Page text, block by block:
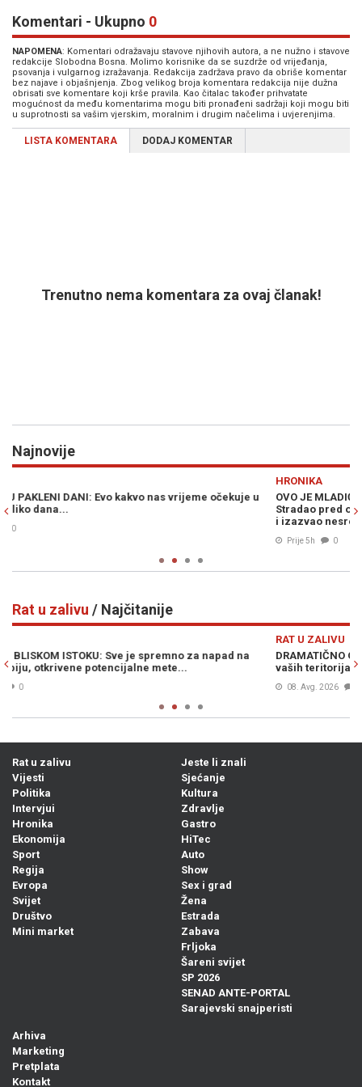
Komentari - Ukupno 0
NAPOMENA: Komentari odražavaju stavove njihovih autora, a ne nužno i stavove
redakcije Slobodna Bosna. Molimo korisnike da se suzdrže od vrijeđanja,
psovanja i vulgarnog izražavanja. Redakcija zadržava pravo da obriše komentar
bez najave i objašnjenja. Zbog velikog broja komentara redakcija nije dužna
obrisati sve komentare koji krše pravila. Kao čitalac također prihvatate
mogućnost da među komentarima mogu biti pronađeni sadržaji koji mogu biti
u suprotnosti sa vašim vjerskim, moralnim i drugim načelima i uvjerenjima.
LISTA KOMENTARA DODAJ KOMENTAR
Trenutno nema komentara za ovaj članak!
Najnovije
OVO JE MLADIĆ IZ SANDŽAKA KOJI JE POGINUO U ULCINJU:
Stradao pred očima rođenog brata - Osumnjičeni vozio DROGIRAN
Rat u zalivu / Najčitanije
DRAMATIČNO OBRAĆANJE PREDSJEDNIKA IRANA: „Napali su nas s
vaših teritorija, gađat ćemo svako mjesto...“
Rat u zalivu
Vijesti
Politika
Intervjui
Hronika
Ekonomija
Sport
Regija
Evropa
Svijet
Društvo
Mini market
Jeste li znali
Sjećanje
Kultura
Zdravlje
Gastro
HiTec
Auto
Show
Sex i grad
Žena
Estrada
Zabava
Frljoka
Šareni svijet
SP 2026
SENAD ANTE-PORTAL
Sarajevski snajperisti
Arhiva
Marketing
Pretplata
Kontakt